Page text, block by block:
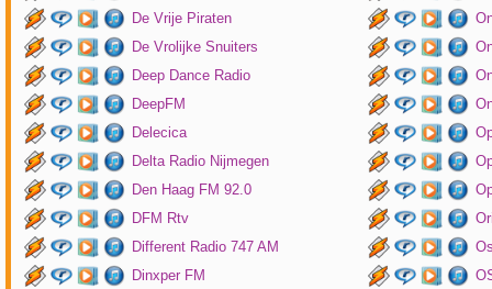
De Vrije Piraten
De Vrolijke Snuiters
Deep Dance Radio
DeepFM
Delecica
Delta Radio Nijmegen
Den Haag FM 92.0
DFM Rtv
Different Radio 747 AM
Dinxper FM